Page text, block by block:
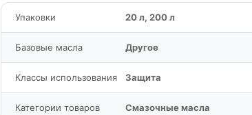
Упаковки 20 л, 200 л
Базовые масла Другое
Классы использования Защита
Категории товаров Смазочные масла